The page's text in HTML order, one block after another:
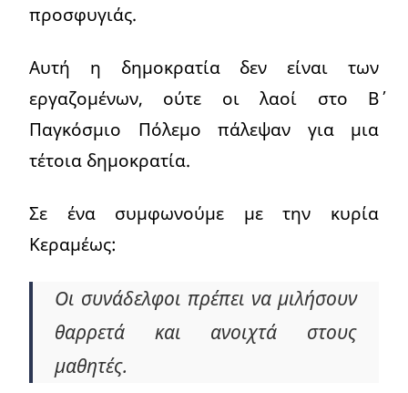
προσφυγιάς.
Αυτή η δημοκρατία δεν είναι των
εργαζομένων, ούτε οι λαοί στο Β΄
Παγκόσμιο Πόλεμο πάλεψαν για μια
τέτοια δημοκρατία.
Σε ένα συμφωνούμε με την κυρία
Κεραμέως:
Οι συνάδελφοι πρέπει να μιλήσουν
θαρρετά και ανοιχτά στους
μαθητές.